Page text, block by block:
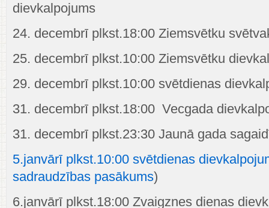
dievkalpojums
24. decembrī plkst.18:00 Ziemsvētku
25. decembrī plkst.10:00 Ziemsvētku
29. decembrī plkst.10:00 svētdienas
31. decembrī plkst.18:00 Vecgada
31. decembrī plkst.23:30 Jaunā gada
5.janvārī plkst.10:00 svētdienas
sadraudzības pasākums)
6.janvārī plkst.18:00 Zvaigznes dienas